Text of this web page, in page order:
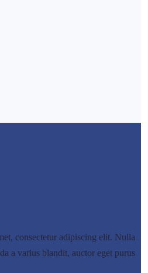
consectetur adipiscing elit. Nulla
a varius blandit, auctor eget purus.